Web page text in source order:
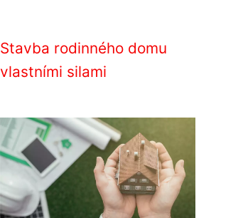
Stavba rodinného domu
vlastními silami